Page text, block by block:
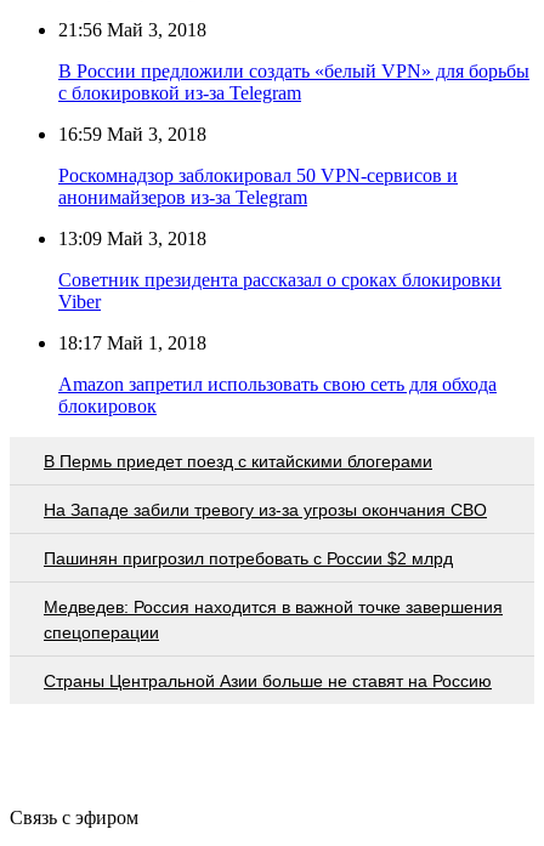
21:56 Май 3, 2018
В России предложили создать «белый VPN» для борьбы
с блокировкой из-за Telegram
16:59 Май 3, 2018
Роскомнадзор заблокировал 50 VPN-сервисов и
анонимайзеров из-за Telegram
13:09 Май 3, 2018
Советник президента рассказал о сроках блокировки
Viber
18:17 Май 1, 2018
Amazon запретил использовать свою сеть для обхода
блокировок
В Пермь приедет поезд с китайскими блогерами
На Западе забили тревогу из-за угрозы окончания СВО
Пашинян пригрозил потребовать c России $2 млрд
Медведев: Россия находится в важной точке завершения
спецоперации
Страны Центральной Азии больше не ставят на Россию
Связь с эфиром